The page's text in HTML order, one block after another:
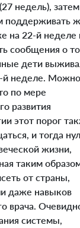
недель),
поддерживать
на 22-й неделе
сообщения о
дети
й неделе. Можно
по мере
развития
этот порог
и тогда
жизни,
таким
от страны,
даже навыков
врача.
системы,